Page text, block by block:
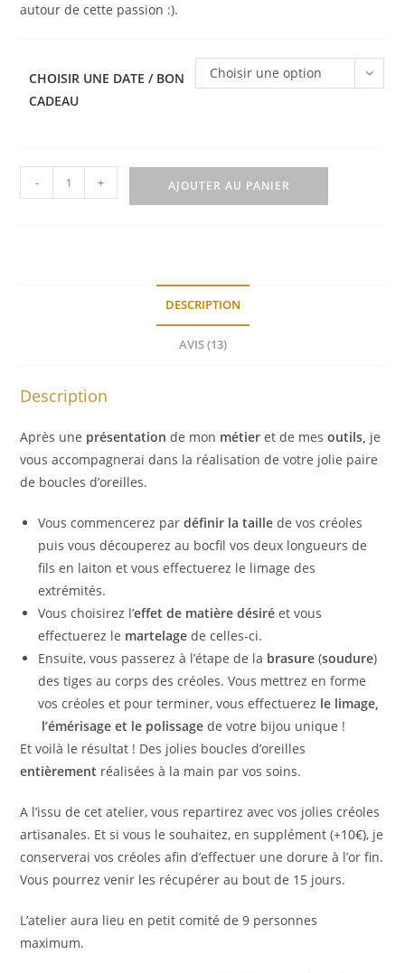
autour de cette passion :).
CHOISIR UNE DATE / BON
CADEAU
Choisir une option
quantité
de
- + AJOUTER AU PANIER
DESCRIPTION
AVIS (13)
Description
Après une présentation de mon métier et de mesoutils, je
vous accompagnerai dans la réalisation de votre jolie paire
de boucles d’oreilles.
Vous commencerez pardéfinir la taille de vos créoles
puis vous découperez au bocfil vos deux longueurs de
fils en laiton et vous effectuerez le limage des
extrémités.
Vous choisirez l’effet de matière désiré et vous
effectuerez le martelage de celles-ci.
Ensuite, vous passerez à l’étape de la brasure (soudure)
des tiges au corps des créoles. Vous mettrez en forme
vos créoles et pour terminer, vous effectuerez le limage,
l’émérisage et le polissage de votre bijou unique !
Et voilà le résultat ! Des jolies boucles d’oreilles
entièrement réalisées à la main par vos soins.
A l’issu de cet atelier, vous repartirez avec vos jolies créoles
artisanales. Et si vous le souhaitez, en supplément (+10€), je
conserverai vos créoles afin d’effectuer une dorure à l’or fin.
Vous pourrez venir les récupérer au bout de 15 jours.
L’atelier aura lieu en petit comité de 9 personnes
maximum.